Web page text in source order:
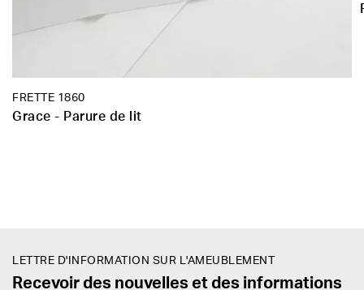
FRETTE 1860
Grace - Parure de lit
LETTRE D'INFORMATION SUR L'AMEUBLEMENT
Recevoir des nouvelles et des informations